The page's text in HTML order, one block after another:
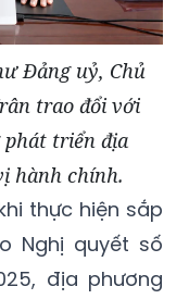
Đảng uỷ, Chủ
trao đổi với
phát triển địa
hành chính.
thực hiện sắp
Nghị quyết số
địa phương